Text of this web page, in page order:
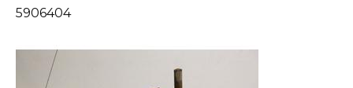
5906404